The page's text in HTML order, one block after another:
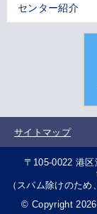
センター紹介
サイトマップ
〒105-0022 港
（スパム除けのた
© Copyright